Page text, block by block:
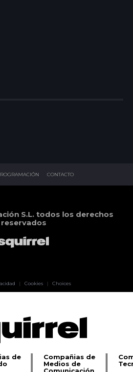
CONTACTO
S.L. todos los derechos
reservados
| Cookies | Choices
de
Compañias de
Medios de
Comunicación